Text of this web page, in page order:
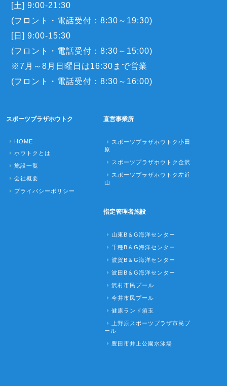
[土] 9:00-21:30
(フロント・電話受付：8:30～19:30)
[日] 9:00-15:30
(フロント・電話受付：8:30～15:00)
※7月～8月日曜日は16:30まで営業
(フロント・電話受付：8:30～16:00)
スポーツプラザホウトク
HOME
ホウトクとは
施設一覧
会社概要
プライバシーポリシー
直営事業所
スポーツプラザホウトク小田
原
スポーツプラザホウトク金沢
スポーツプラザホウトク左近
山
指定管理者施設
山東B＆G海洋センター
千種B＆G海洋センター
波賀B＆G海洋センター
波田B＆G海洋センター
沢村市民プール
今井市民プール
健康ランド須玉
上野原スポーツプラザ市民プ
ール
豊田市井上公園水泳場